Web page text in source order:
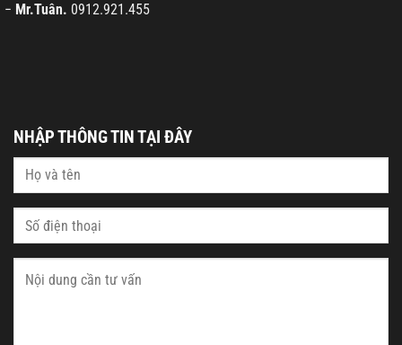
− Mr.Tuân. 0912.921.455
NHẬP THÔNG TIN TẠI ĐÂY